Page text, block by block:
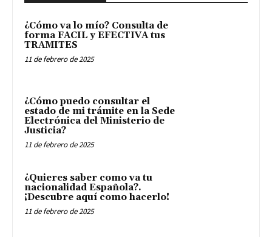
¿Cómo va lo mío? Consulta de
forma FACIL y EFECTIVA tus
TRAMITES
11 de febrero de 2025
¿Cómo puedo consultar el
estado de mi trámite en la Sede
Electrónica del Ministerio de
Justicia?
11 de febrero de 2025
¿Quieres saber como va tu
nacionalidad Española?.
¡Descubre aquí como hacerlo!
11 de febrero de 2025